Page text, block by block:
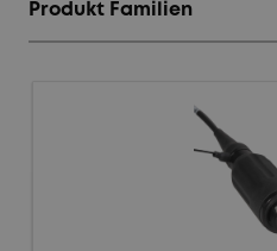
Produkt Familien